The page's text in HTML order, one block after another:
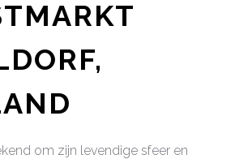
om zijn levendige sfeer en